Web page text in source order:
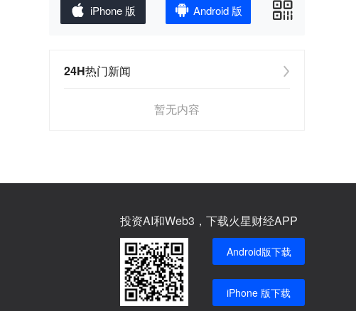
iPhone 版 Android 版
24H热门新闻
暂无内容
投资AI和Web3，下载火星财经APP
Android版下载
iPhone 版下载